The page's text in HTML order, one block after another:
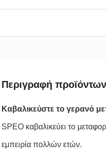
Περιγραφή προϊόντων
Καβαλικεύστε το γερανό
SPEO καβαλικεύει το
εμπειρία πολλών ετών.